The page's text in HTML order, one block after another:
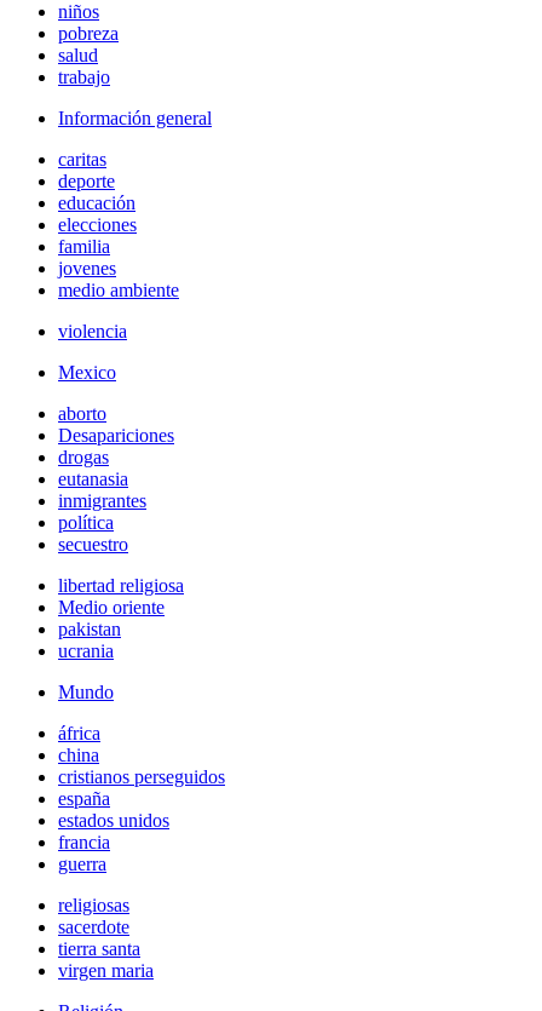
niños
pobreza
salud
trabajo
Información general
caritas
deporte
educación
elecciones
familia
jovenes
medio ambiente
violencia
Mexico
aborto
Desapariciones
drogas
eutanasia
inmigrantes
política
secuestro
libertad religiosa
Medio oriente
pakistan
ucrania
Mundo
áfrica
china
cristianos perseguidos
españa
estados unidos
francia
guerra
religiosas
sacerdote
tierra santa
virgen maria